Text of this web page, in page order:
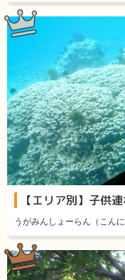
うがみんしょーらん（こん